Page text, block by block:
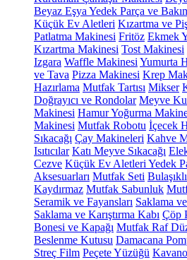
Beyaz Eşya Yedek Parça ve
Küçük Ev Aletleri Kızartma ve
Patlatma Makinesi Fritöz Ekmek
Kızartma Makinesi Tost Makinesi
Izgara Waffle Makinesi Yumurta
ve Tava Pizza Makinesi Krep
Hazırlama Mutfak Tartısı Mikser
Doğrayıcı ve Rondolar Meyve
Makinesi Hamur Yoğurma
Makinesi Mutfak Robotu İçecek
Sıkacağı Çay Makineleri Kahve
Isıtıcılar Katı Meyve Sıkacağı
Cezve Küçük Ev Aletleri Yedek
Aksesuarları Mutfak Seti
Kaydırmaz Mutfak Sabunluk
Seramik ve Fayansları Saklama
Saklama ve Karıştırma Kabı Çöp
Bonesi ve Kapağı Mutfak Raf
Beslenme Kutusu Damacana
Streç Film Peçete Yüzüğü